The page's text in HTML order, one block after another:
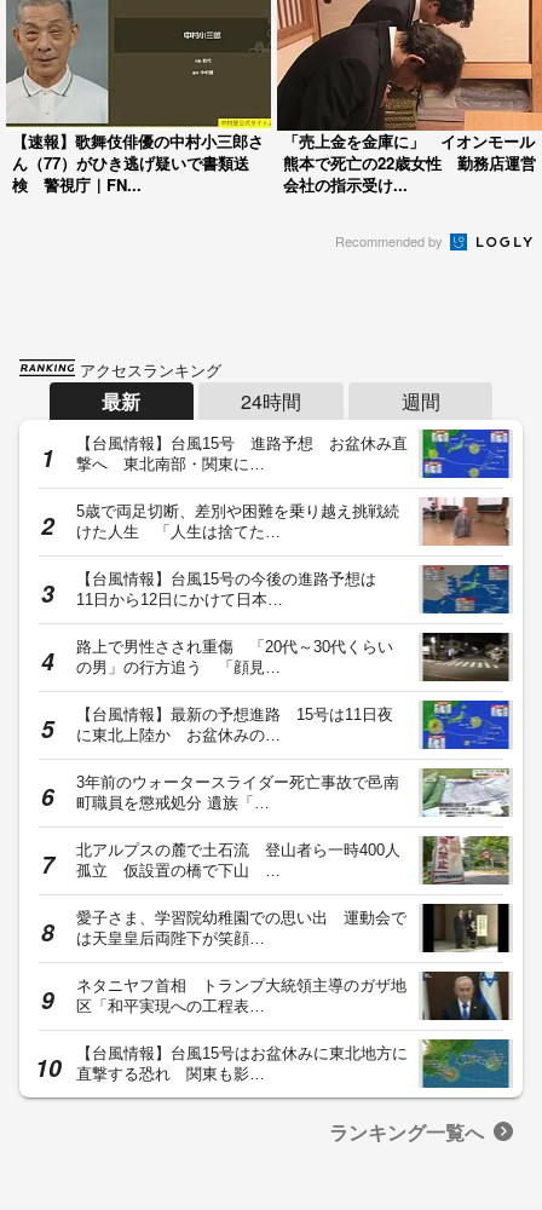
【速報】歌舞伎俳優の中村小三郎さ
ん（77）がひき逃げ疑いで書類送
検 警視庁｜FN...
「売上金を金庫に」 イオンモール
熊本で死亡の22歳女性 勤務店運営
会社の指示受け...
Recommended by
アクセスランキング
最新 24時間 週間
【台風情報】台風15号 進路予想 お盆休み直
撃へ 東北南部・関東に…
5歳で両足切断、差別や困難を乗り越え挑戦続
けた人生 「人生は捨てた…
【台風情報】台風15号の今後の進路予想は
11日から12日にかけて日本…
路上で男性さされ重傷 「20代～30代くらい
の男」の行方追う 「顔見…
【台風情報】最新の予想進路 15号は11日夜
に東北上陸か お盆休みの…
3年前のウォータースライダー死亡事故で邑南
町職員を懲戒処分 遺族「…
北アルプスの麓で土石流 登山者ら一時400人
孤立 仮設置の橋で下山 …
愛子さま、学習院幼稚園での思い出 運動会で
は天皇皇后両陛下が笑顔…
ネタニヤフ首相 トランプ大統領主導のガザ地
区「和平実現への工程表…
【台風情報】台風15号はお盆休みに東北地方に
直撃する恐れ 関東も影…
ランキング一覧へ